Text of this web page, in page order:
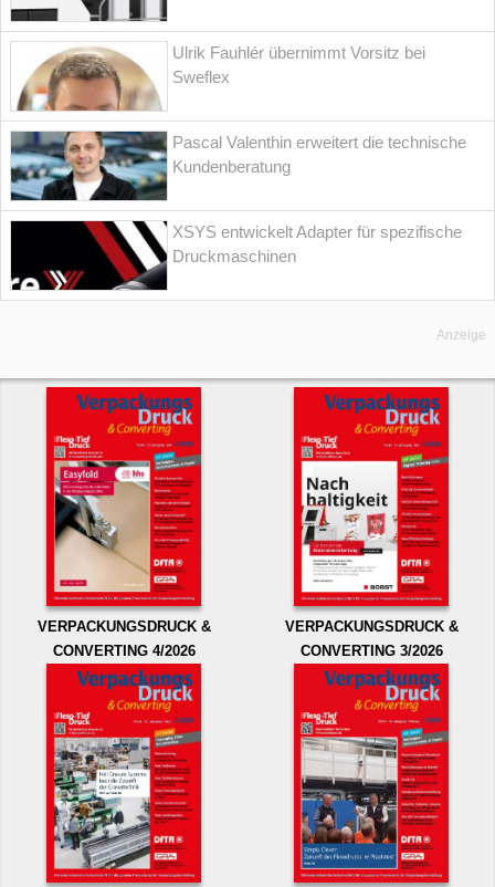
Ulrik Fauhlér übernimmt Vorsitz bei
Sweflex
Pascal Valenthin erweitert die technische
Kundenberatung
XSYS entwickelt Adapter für spezifische
Druckmaschinen
Anzeige
VERPACKUNGSDRUCK &
CONVERTING 4/2026
VERPACKUNGSDRUCK &
CONVERTING 3/2026